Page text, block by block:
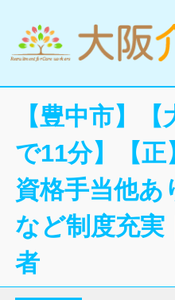
【豊中市】
で11分】【
資格手当他あ
など制度充実
者